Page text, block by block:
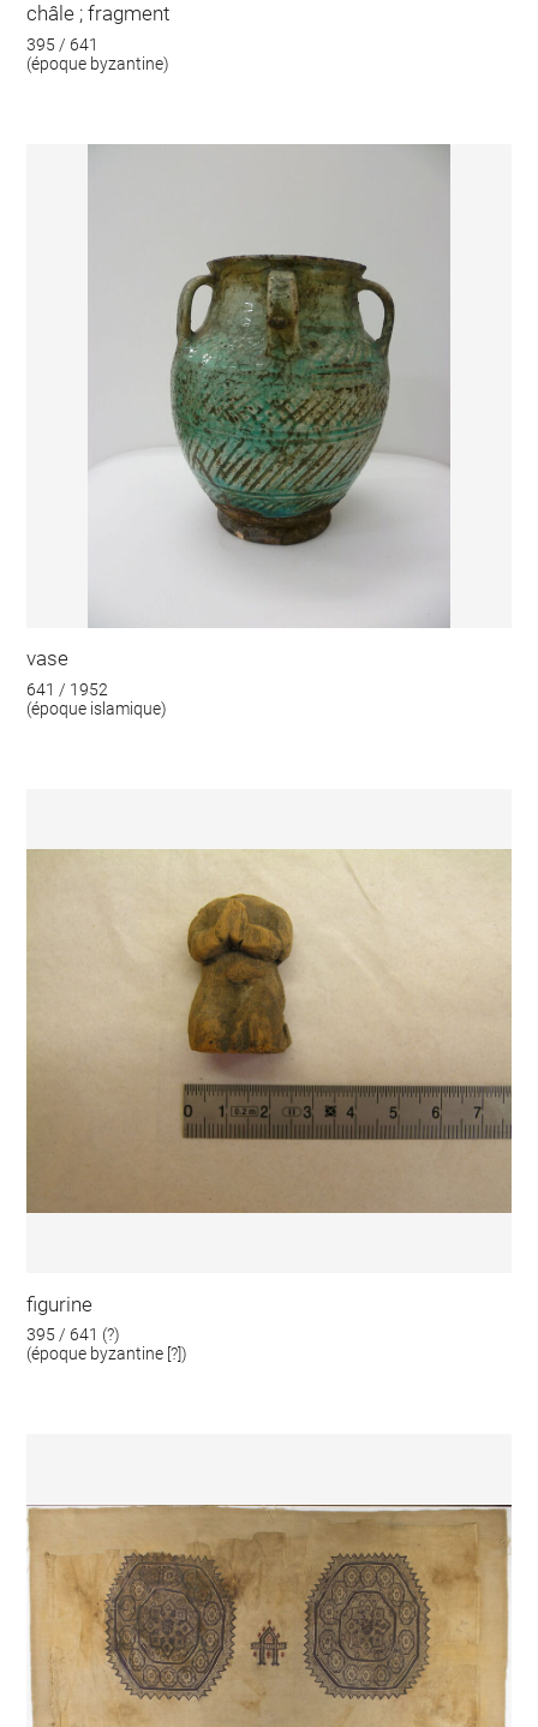
châle ; fragment
395 / 641
(époque byzantine)
vase
641 / 1952
(époque islamique)
figurine
395 / 641 (?)
(époque byzantine [?])